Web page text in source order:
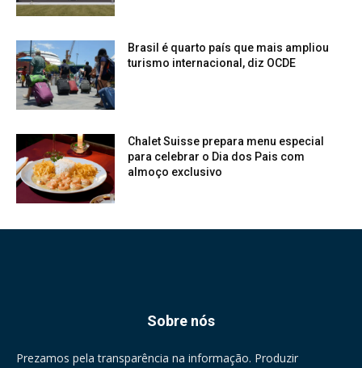
Brasil é quarto país que mais ampliou
turismo internacional, diz OCDE
Chalet Suisse prepara menu especial
para celebrar o Dia dos Pais com
almoço exclusivo
Sobre nós
Prezamos pela transparência na informação. Produzir